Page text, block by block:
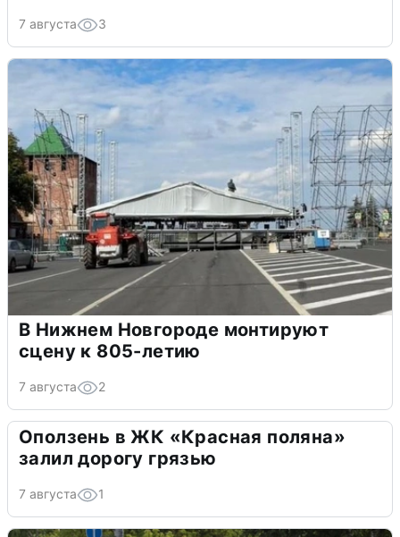
7 августа 3
В Нижнем Новгороде монтируют
сцену к 805-летию
7 августа 2
Оползень в ЖК «Красная поляна»
залил дорогу грязью
7 августа 1